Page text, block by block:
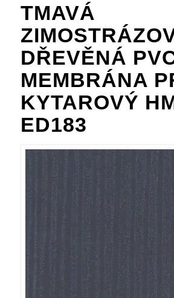
TMAVÁ
DŘEVĚNÁ
MEMBRÁNA
KYTAROVÝ
ED183